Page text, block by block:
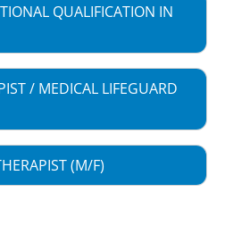
QUALIFICATION IN
/ MEDICAL LIFEGUARD
(M/F)